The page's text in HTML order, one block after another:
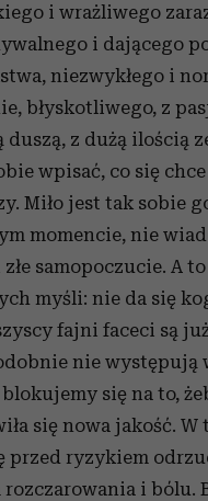
i wrażliwego
i dającego
niezwykłego i
błyskotliwego, z
z dużą ilością
wpisać, co się
Miło jest tak sobie
momencie, nie
samopoczucie. A
myśli: nie da się
fajni faceci są
nie występują
się na to,
się nowa jakość. W
przed ryzykiem
i bólu.